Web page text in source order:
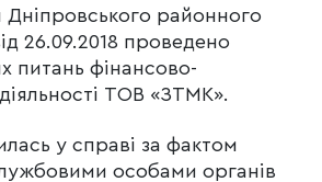
Дніпровського районного
26.09.2018 проведено
питань фінансово-
ТОВ «ЗТМК».
у справі за фактом
особами органів